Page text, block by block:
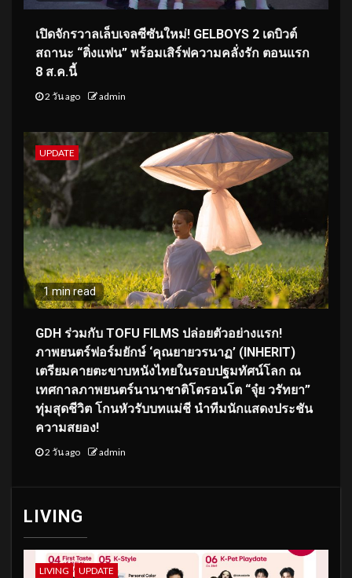
เปิดจักรวาลเล็บเจลซีซันใหม่! GELBOYS 2 เดบิวต์
สถานะ “ติ่งแฟน” พร้อมเสิร์ฟความคลั่งรัก ตอนแรก
8 ส.ค.นี้
2 วัน ago admin
UPDATE
1 min read
GDH ร่วมกับ TOFU FILMS ปล่อยตัวอย่างแรก!
ภาพยนตร์ฟอร์มยักษ์ ‘คุณยายวรนาฏ’ (INHERIT)
เตรียมคายตะขาบหนังไทยในรอบปฐมทัศน์โลก ณ
เทศกาลภาพยนตร์นานาชาติโตรอนโต “จุ๋ย วรัทยา”
ทุ่มสุดชีวิต โกนหัวรับบทแม่ชี นำทีมนักแสดงประชัน
ความสยอง!
2 วัน ago admin
LIVING
LIVING UPDATE